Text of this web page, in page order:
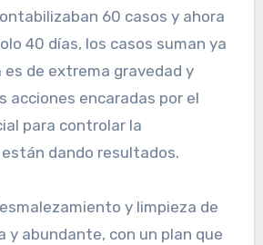
60 casos y ahora
40 días, los casos suman ya
es de extrema gravedad y
acciones encaradas por el
para controlar la
dando resultados.
y limpieza de
y abundante, con un plan que